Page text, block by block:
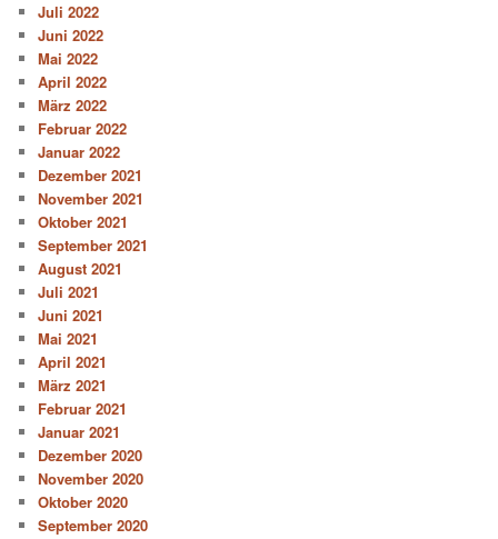
Juli 2022
Juni 2022
Mai 2022
April 2022
März 2022
Februar 2022
Januar 2022
Dezember 2021
November 2021
Oktober 2021
September 2021
August 2021
Juli 2021
Juni 2021
Mai 2021
April 2021
März 2021
Februar 2021
Januar 2021
Dezember 2020
November 2020
Oktober 2020
September 2020